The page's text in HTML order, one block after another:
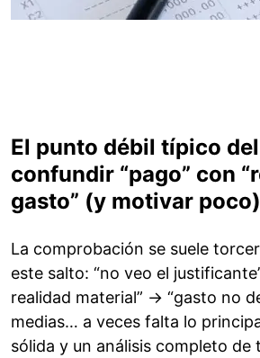
El punto débil típico
confundir “pago” con
gasto” (y motivar poco)
La comprobación se suele
este salto: “no veo el
realidad material” → “gasto no
medias… a veces falta lo
sólida y un análisis completo de